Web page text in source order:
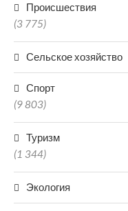
Происшествия
(3 775)
Сельское хозяйство
Спорт
(9 803)
Туризм
(1 344)
Экология